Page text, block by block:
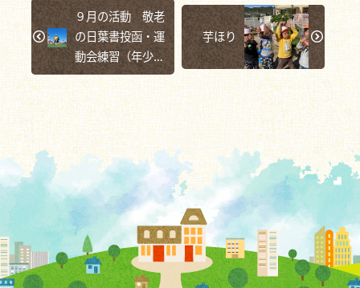
９月の活動 敬老
の日葉書投函・運
動会練習（年少ク
ラス）
芋ほり